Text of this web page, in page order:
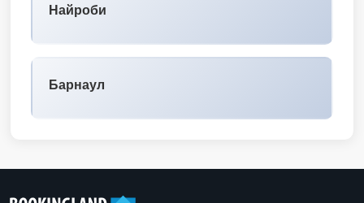
Найроби
Барнаул